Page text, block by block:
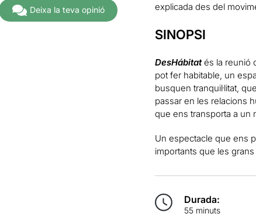
Deixa la teva opinió
explicada des del
SINOPSI
DesHábitatés la reunió
pot fer habitable, un
busquen tranquil·litat,
passar en les relacions
que ens transporta a un
Un espectacle que ens
importants que les
Durada:
55 minuts